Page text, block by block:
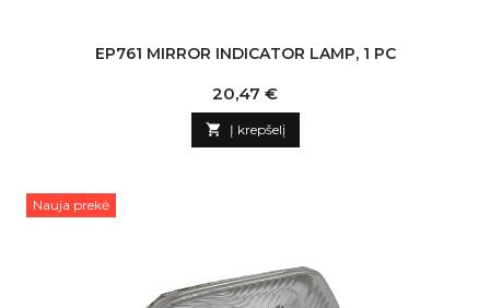
EP761 MIRROR INDICATOR LAMP, 1 PC
Kaina
20,47 €
 Į krepšelį
Nauja prekė